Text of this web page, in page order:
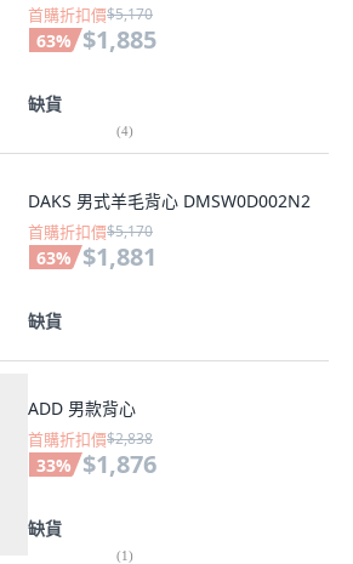
首購折扣價$5,170
63% $1,885
缺貨
(4)
DAKS 男式羊毛背心 DMSW0D002N2
首購折扣價$5,170
63% $1,881
缺貨
ADD 男款背心
首購折扣價$2,838
33% $1,876
缺貨
(1)